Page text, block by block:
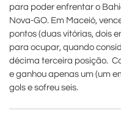
para poder enfrentar o
Nova-GO. Em Maceió,
pontos (duas vitórias, dois
para ocupar, quando
décima terceira posição.
e ganhou apenas um (um
gols e sofreu seis.